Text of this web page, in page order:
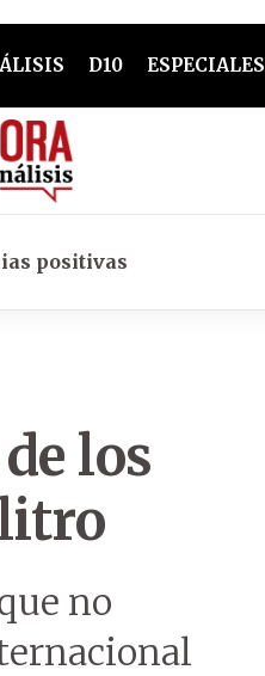
D10 ESPECIALES
positivas
los
no